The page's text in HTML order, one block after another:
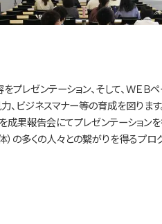
レゼンテーション、そして、ＷＥＢ
ビジネスマナー等の育成を図ります
果報告会にてプレゼンテーション
の多くの人々との繋がりを得るプロ